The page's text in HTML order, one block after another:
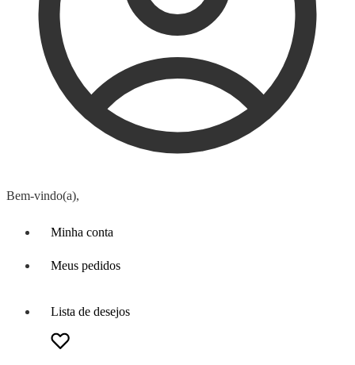
Bem-vindo(a),
Minha conta
Meus pedidos
Lista de desejos